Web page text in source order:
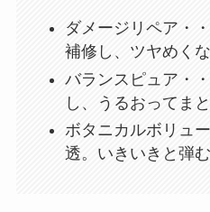
ダメージリペア・
補修し、ツヤめく
バランスピュア・
し、うるおってま
ボタニカルボリュ
透。いきいきと弾む